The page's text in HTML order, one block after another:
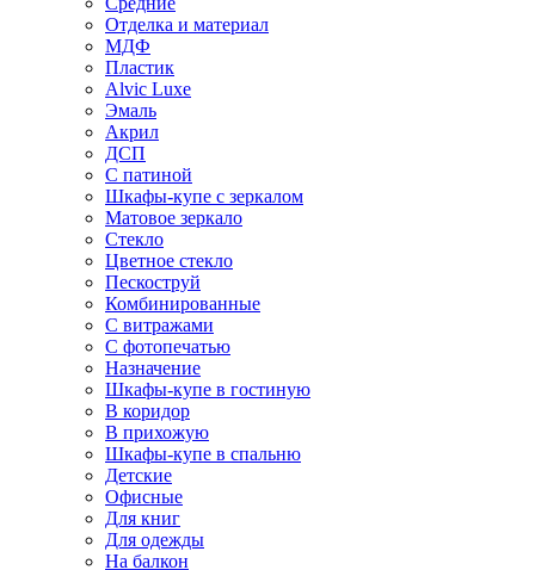
Отделка и материал
МДФ
Пластик
Alvic Luxe
Эмаль
Акрил
ДСП
С патиной
Шкафы-купе с зеркалом
Матовое зеркало
Стекло
Цветное стекло
Пескоструй
Комбинированные
С витражами
С фотопечатью
Назначение
Шкафы-купе в гостиную
В коридор
В прихожую
Шкафы-купе в спальню
Детские
Офисные
Для книг
Для одежды
На балкон